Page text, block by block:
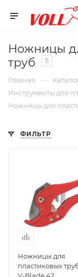
Ножницы
труб
5
Главная —
Инструменты для
Ножницы для
ФИЛЬТР
Ножницы для
пластиковых
V-Blade 42